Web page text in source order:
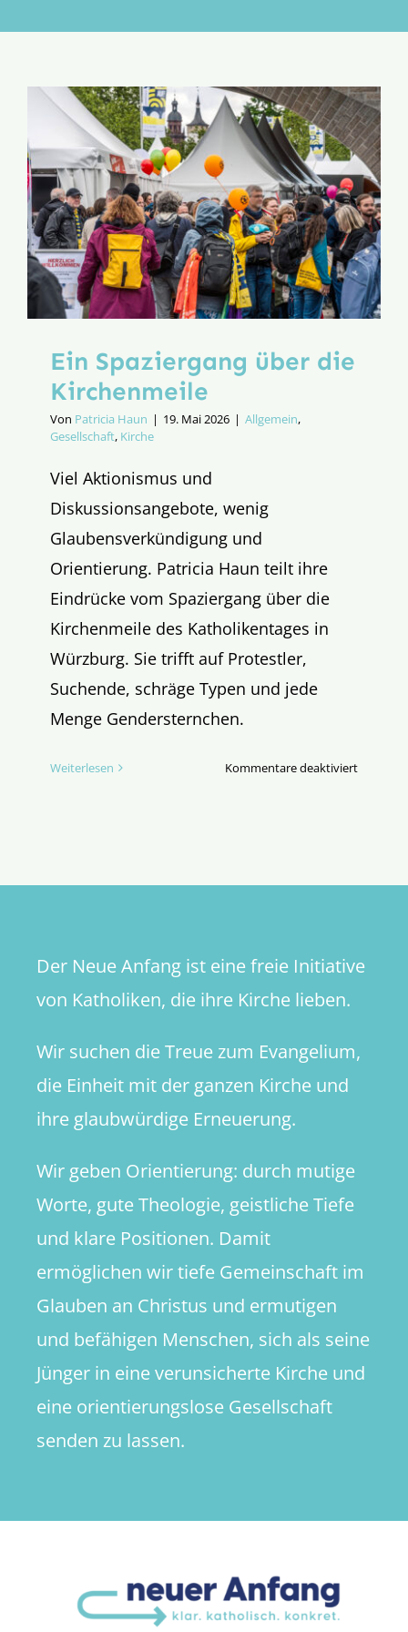
Aktion
Ein Spaziergang über die
Kirchenmeile
Von Patricia Haun | 19. Mai 2026 | Allgemein,
Gesellschaft, Kirche
Viel Aktionismus und
Diskussionsangebote, wenig
Glaubensverkündigung und
Orientierung. Patricia Haun teilt ihre
Eindrücke vom Spaziergang über die
Kirchenmeile des Katholikentages in
Würzburg. Sie trifft auf Protestler,
Suchende, schräge Typen und jede
Menge Gendersternchen.
Weiterlesen Kommentare deaktiviertfür
Der Neue Anfang ist eine freie Initiative
von Katholiken, die ihre Kirche lieben.
Wir suchen die Treue zum Evangelium,
die Einheit mit der ganzen Kirche und
ihre glaubwürdige Erneuerung.
Wir geben Orientierung: durch mutige
Worte, gute Theologie, geistliche Tiefe
und klare Positionen. Damit
ermöglichen wir tiefe Gemeinschaft im
Glauben an Christus und ermutigen
und befähigen Menschen, sich als seine
Jünger in eine verunsicherte Kirche und
eine orientierungslose Gesellschaft
senden zu lassen.